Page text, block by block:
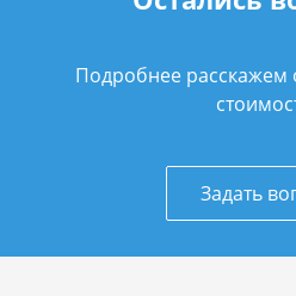
Подробнее расскажем
Задать